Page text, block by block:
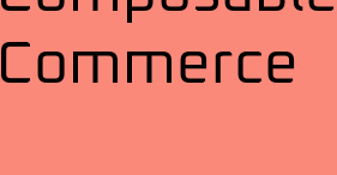
Commerce